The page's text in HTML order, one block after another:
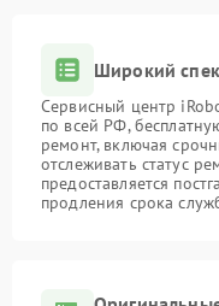
Широкий
Сервисный центр
по всей РФ,
ремонт, включая
отслеживать статус
предоставляется
продления срока